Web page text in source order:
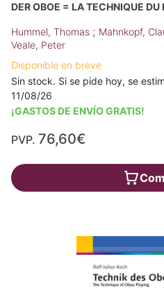
DER OBOE = LA TECHNIQUE DU
Hummel, Thomas ; Mahnkopf,
Veale, Peter
Disponible en breve
Sin stock. Si se pide hoy, se
11/08/26
¡GASTOS DE ENVÍO GRATIS!
PVP. 76,60€